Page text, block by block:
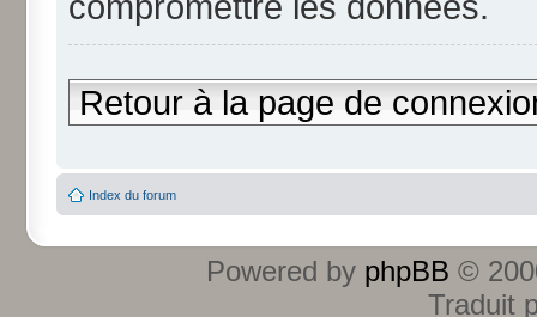
Retour à la page de
Index du forum
Powered by phpBB ©
Traduit